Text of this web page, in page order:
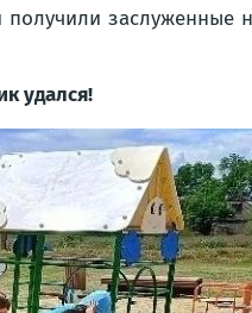
заслуженные
удался!